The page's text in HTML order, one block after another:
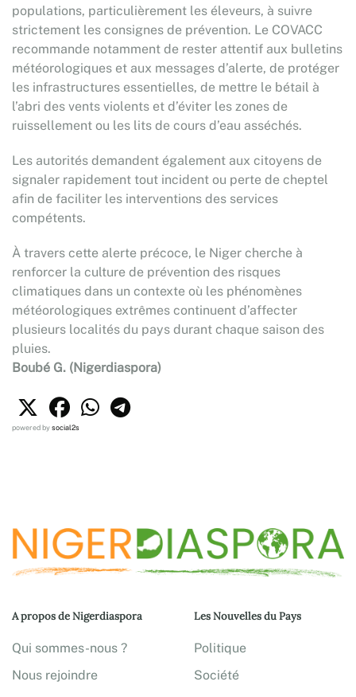
populations, particulièrement les éleveurs, à suivre
strictement les consignes de prévention. Le COVACC
recommande notamment de rester attentif aux bulletins
météorologiques et aux messages d’alerte, de protéger
les infrastructures essentielles, de mettre le bétail à
l’abri des vents violents et d’éviter les zones de
ruissellement ou les lits de cours d’eau asséchés.
Les autorités demandent également aux citoyens de
signaler rapidement tout incident ou perte de cheptel
afin de faciliter les interventions des services
compétents.
À travers cette alerte précoce, le Niger cherche à
renforcer la culture de prévention des risques
climatiques dans un contexte où les phénomènes
météorologiques extrêmes continuent d’affecter
plusieurs localités du pays durant chaque saison des
pluies.
Boubé G. (Nigerdiaspora)
powered bysocial2s
A propos de Nigerdiaspora
Qui sommes-nous ?
Nous rejoindre
Les Nouvelles du Pays
Politique
Société